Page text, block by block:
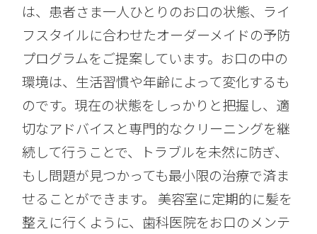
は、患者さま一人ひとりのお口の状態、ライ
フスタイルに合わせたオーダーメイドの予防
プログラムをご提案しています。お口の中の
環境は、生活習慣や年齢によって変化するも
のです。現在の状態をしっかりと把握し、適
切なアドバイスと専門的なクリーニングを継
続して行うことで、トラブルを未然に防ぎ、
もし問題が見つかっても最小限の治療で済ま
せることができます。 美容室に定期的に髪を
整えに行くように、歯科医院をお口のメンテ